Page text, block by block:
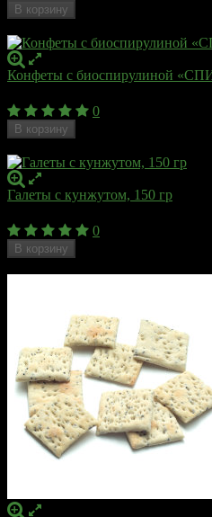
В корзину
Конфеты с биоспирулиной
0
В корзину
Галеты с кунжутом, 150 гр
0
В корзину